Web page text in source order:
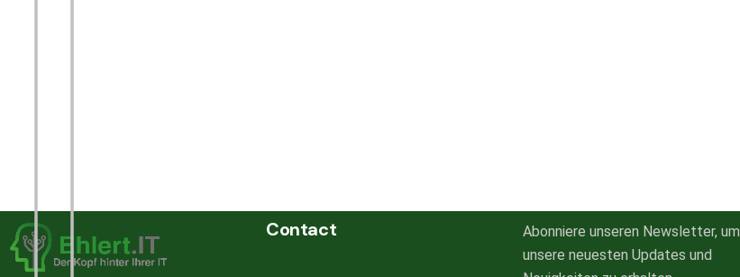
Contact
Abonniere unseren Newsletter, um
unsere neuesten Updates und